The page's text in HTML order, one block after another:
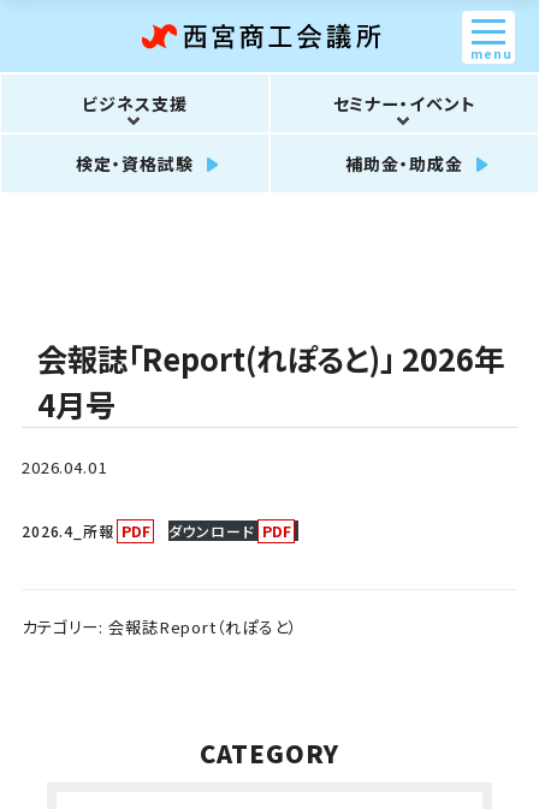
ビジネス支援 セミナー・イベント
検定・資格試験 補助金・助成金
menu
会報誌「Report(れぽると)」 2026年
4月号
2026.04.01
2026.4_所報 ダウンロード
カテゴリー:会報誌Report（れぽると）
CATEGORY